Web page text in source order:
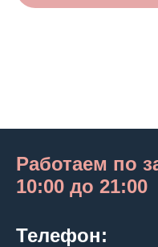
Работаем по
10:00 до 21:00
Телефон: